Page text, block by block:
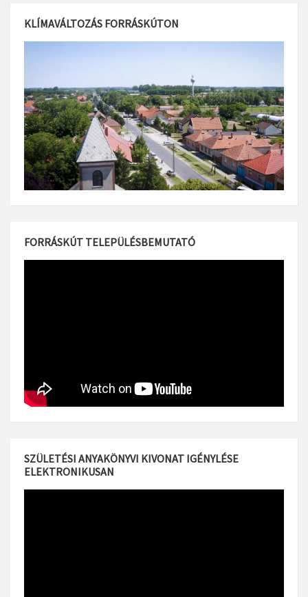
KLÍMAVÁLTOZÁS FORRÁSKÚTON
FORRÁSKÚT TELEPÜLÉSBEMUTATÓ
SZÜLETÉSI ANYAKÖNYVI KIVONAT IGÉNYLÉSE
ELEKTRONIKUSAN